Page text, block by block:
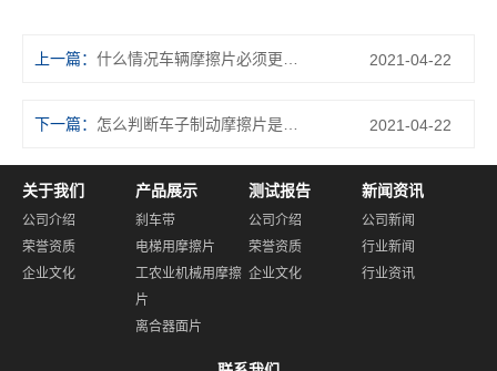
上一篇： 2021-04-22
下一篇： 2021-04-22
关于我们
公司介绍
荣誉资质
企业文化
产品展示
刹车带
电梯用摩擦片
工农业机械用摩擦
片
离合器面片
测试报告
公司介绍
荣誉资质
企业文化
新闻资讯
公司新闻
行业新闻
行业资讯